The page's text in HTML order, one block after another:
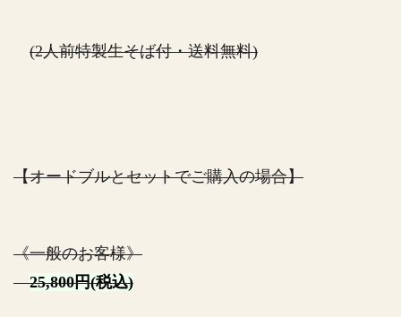
(2人前特製生そば付・送料無料)
【オードブルとセットでご購入の場合】
《一般のお客様》
25,800円(税込)